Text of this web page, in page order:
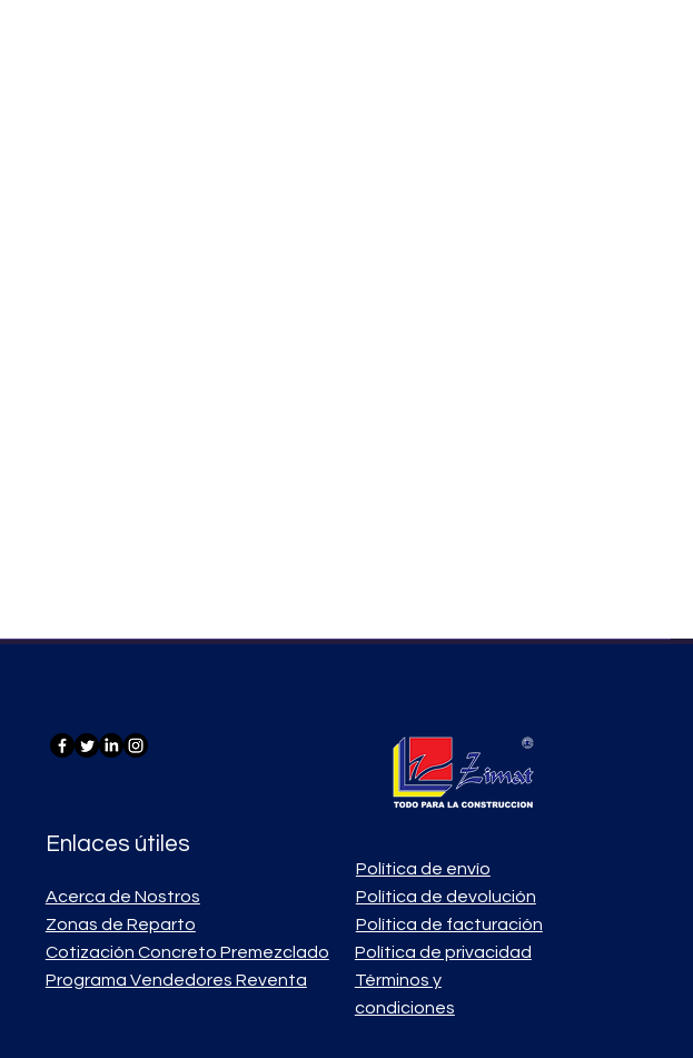
Enlaces útiles
Política de envío
Acerca de Nostros
Zonas de Reparto
Cotización Concreto Premezclado
Programa Vendedores Reventa
Política de devolución
Política de facturación
Política de privacidad
Términos y
condiciones